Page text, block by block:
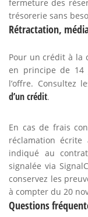
fermeture des
trésorerie sans
Rétractation,
Pour un crédit à la
en principe de 14
l’offre. Consultez
d’un crédit.
En cas de frais
réclamation
indiqué au
signalée via
conservez les
à compter du 20
Questions